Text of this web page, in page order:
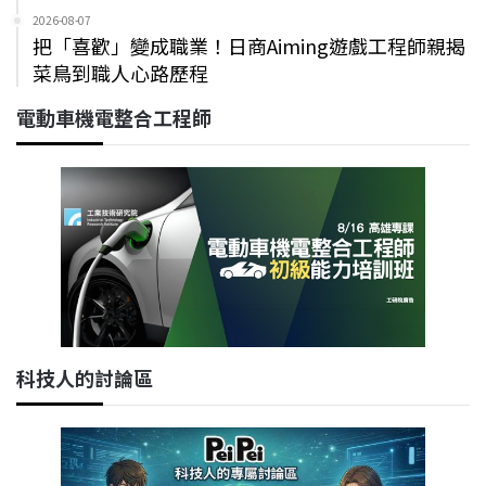
2026-08-07
把「喜歡」變成職業！日商Aiming遊戲工程師親揭
菜鳥到職人心路歷程
電動車機電整合工程師
科技人的討論區